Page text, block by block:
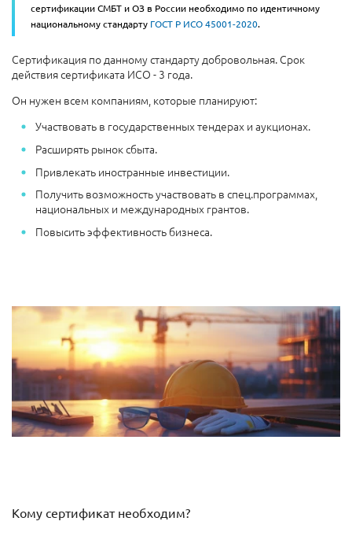
сертификации СМБТ и ОЗ в России необходимо по идентичному
национальному стандарту ГОСТ Р ИСО 45001-2020.
Сертификация по данному стандарту добровольная. Срок
действия сертификата ИСО - 3 года.
Он нужен всем компаниям, которые планируют:
Участвовать в государственных тендерах и аукционах.
Расширять рынок сбыта.
Привлекать иностранные инвестиции.
Получить возможность участвовать в спец.программах,
национальных и международных грантов.
Повысить эффективность бизнеса.
Кому сертификат необходим?